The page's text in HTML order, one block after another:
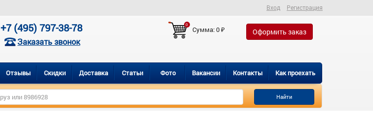
Вход Регистрация
+7 (495) 797-38-78
Заказать звонок
0
Сумма:0₽ Оформить заказ
Отзывы Скидки Доставка Статьи Фото Вакансии Контакты Как проехать
Найти